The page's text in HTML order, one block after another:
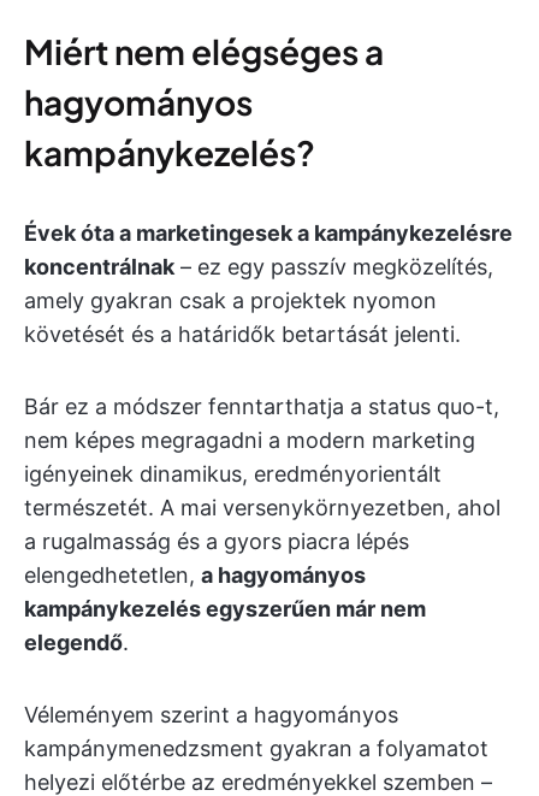
Miért nem elégséges a
hagyományos
kampánykezelés?
Évek óta a marketingesek a kampánykezelésre
koncentrálnak – ez egy passzív megközelítés,
amely gyakran csak a projektek nyomon
követését és a határidők betartását jelenti.
Bár ez a módszer fenntarthatja a status quo-t,
nem képes megragadni a modern marketing
igényeinek dinamikus, eredményorientált
természetét. A mai versenykörnyezetben, ahol
a rugalmasság és a gyors piacra lépés
elengedhetetlen, a hagyományos
kampánykezelés egyszerűen már nem
elegendő.
Véleményem szerint a hagyományos
kampánymenedzsment gyakran a folyamatot
helyezi előtérbe az eredményekkel szemben –